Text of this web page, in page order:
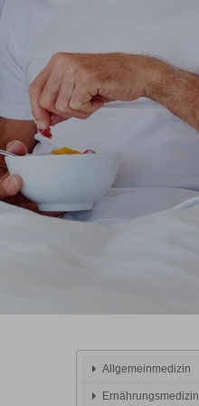
Allgemeinmedizin
Ernährungsmedizin